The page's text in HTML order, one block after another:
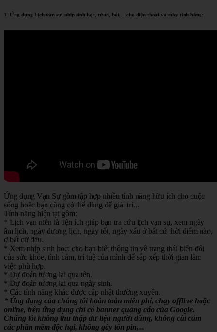
1. Ứng dụng Lịch vạn sự, nhịp sinh học, tử vi, bói,... cho điện thoại và máy tính bảng:
Ứng dụng Vạn Sự gồm tập hợp nhiều tính năng hữu ích cho cuộc
sống hoặc bạn cũng có thể dùng để giải trí...
Tính năng hiện tại gồm:
* Lịch vạn niên là tiện ích giúp bạn tra cứu lịch vạn sự, xem ngày
âm lịch, ngày dương lịch, ngày tốt, ngày xấu ở bất cứ thời điểm nào,
ở bất cứ đâu.
* Xem nhịp sinh học: cho bạn biết thông tin về trạng thái biến đổi
của sức khỏe, tình cảm, trí tuệ của mình để sắp xếp thời gian làm
việc phù hợp.
* Dự đoán tương lai qua tên.
* Dự đoán tương lai qua ngày sinh.
* Các tính năng khác được cập nhật thường xuyên.
* Ứng dụng của chúng tôi hoàn toàn miễn phí, chạy offline hoặc
online, trên ứng dụng chỉ có banner quảng cáo của Google.
Chúng tôi không thu thập dữ liệu người dùng, không cài cắm
các phần mềm độc hại, không gây tốn pin,...